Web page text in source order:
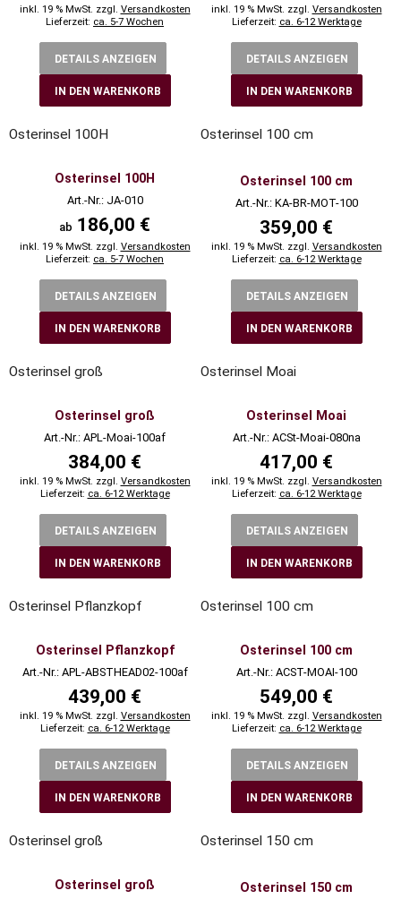
inkl. 19 % MwSt. zzgl. Versandkosten
Lieferzeit: ca. 5-7 Wochen
DETAILS ANZEIGEN
IN DEN WARENKORB
inkl. 19 % MwSt. zzgl. Versandkosten
Lieferzeit: ca. 6-12 Werktage
DETAILS ANZEIGEN
IN DEN WARENKORB
Osterinsel 100H
Osterinsel 100H
Art.-Nr.: JA-010
ab 186,00 €
inkl. 19 % MwSt. zzgl. Versandkosten
Lieferzeit: ca. 5-7 Wochen
DETAILS ANZEIGEN
IN DEN WARENKORB
Osterinsel 100 cm
Osterinsel 100 cm
Art.-Nr.: KA-BR-MOT-100
359,00 €
inkl. 19 % MwSt. zzgl. Versandkosten
Lieferzeit: ca. 6-12 Werktage
DETAILS ANZEIGEN
IN DEN WARENKORB
Osterinsel groß
Osterinsel groß
Art.-Nr.: APL-Moai-100af
384,00 €
inkl. 19 % MwSt. zzgl. Versandkosten
Lieferzeit: ca. 6-12 Werktage
DETAILS ANZEIGEN
IN DEN WARENKORB
Osterinsel Moai
Osterinsel Moai
Art.-Nr.: ACSt-Moai-080na
417,00 €
inkl. 19 % MwSt. zzgl. Versandkosten
Lieferzeit: ca. 6-12 Werktage
DETAILS ANZEIGEN
IN DEN WARENKORB
Osterinsel Pflanzkopf
Osterinsel Pflanzkopf
Art.-Nr.: APL-ABSTHEAD02-100af
439,00 €
inkl. 19 % MwSt. zzgl. Versandkosten
Lieferzeit: ca. 6-12 Werktage
DETAILS ANZEIGEN
IN DEN WARENKORB
Osterinsel 100 cm
Osterinsel 100 cm
Art.-Nr.: ACST-MOAI-100
549,00 €
inkl. 19 % MwSt. zzgl. Versandkosten
Lieferzeit: ca. 6-12 Werktage
DETAILS ANZEIGEN
IN DEN WARENKORB
Osterinsel groß
Osterinsel groß
Osterinsel 150 cm
Osterinsel 150 cm